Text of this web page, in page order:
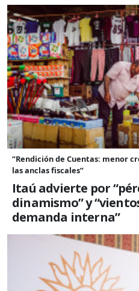
“Rendición de Cuentas: menor
las anclas fiscales”
Itaú advierte por
dinamismo” y
demanda interna”